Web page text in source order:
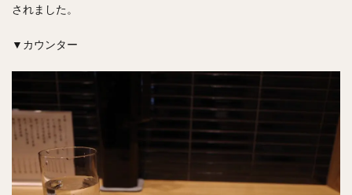
されました。
▼カウンター